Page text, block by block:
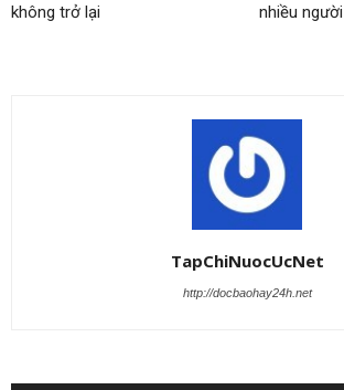
không trở lại
nhiều
TapChiNuocUcNet
http://docbaohay24h.net